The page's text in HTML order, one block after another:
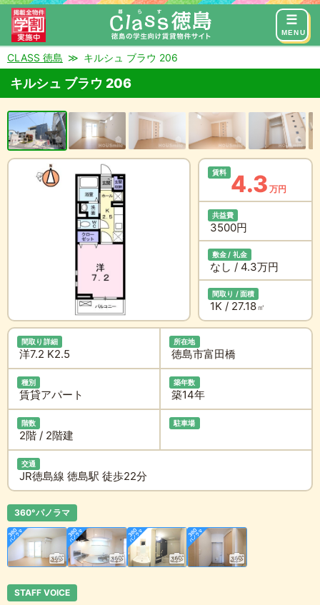
MENU
来店予約 お問い合わせ
CLASS 徳島 キルシュ ブラウ 206
キルシュ ブラウ 206
賃料 4.3 万円
共益費
3500円
敷金 / 礼金
なし / 4.3万円
間取り / 面積
1K / 27.18㎡
間取り詳細
洋7.2 K2.5
所在地
徳島市富田橋
種別
賃貸アパート
築年数
築14年
階数
2階 / 2階建
駐車場
交通
JR徳島線 徳島駅 徒歩22分
360°パノラマ
STAFF VOICE